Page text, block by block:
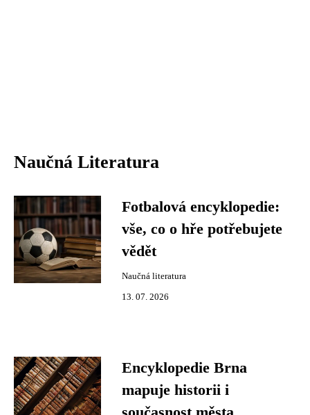
Naučná Literatura
Fotbalová encyklopedie:
vše, co o hře potřebujete
vědět
Naučná literatura
13. 07. 2026
Encyklopedie Brna
mapuje historii i